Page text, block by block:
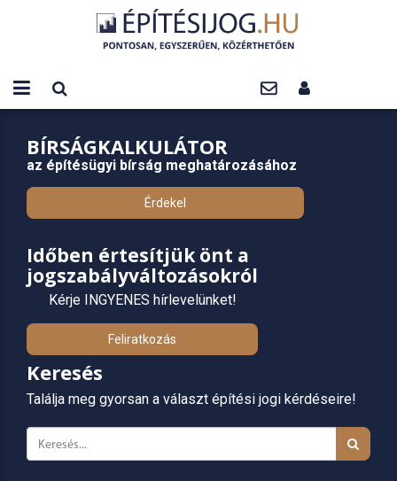
BÍRSÁGKALKULÁTOR
az építésügyi bírság meghatározásához
Érdekel
Időben értesítjük önt a
jogszabályváltozásokról
Kérje INGYENES hírlevelünket!
Feliratkozás
Keresés
Találja meg gyorsan a választ építési jogi kérdéseire!